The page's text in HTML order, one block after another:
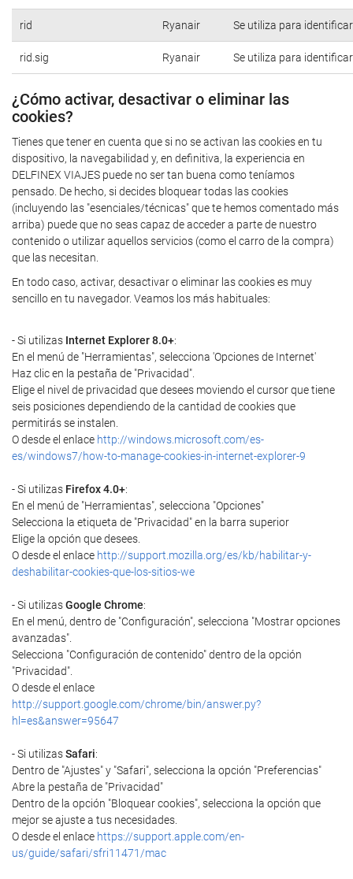
rid Ryanair Se utiliza para
rid.sig Ryanair Se utiliza para
¿Cómo activar, desactivar o eliminar las
cookies?
Tienes que tener en cuenta que si no se activan las cookies en tu
dispositivo, la navegabilidad y, en definitiva, la experiencia en
DELFINEX VIAJES puede no ser tan buena como teníamos
pensado. De hecho, si decides bloquear todas las cookies
(incluyendo las "esenciales/técnicas" que te hemos comentado más
arriba) puede que no seas capaz de acceder a parte de nuestro
contenido o utilizar aquellos servicios (como el carro de la compra)
que las necesitan.
En todo caso, activar, desactivar o eliminar las cookies es muy
sencillo en tu navegador. Veamos los más habituales:
- Si utilizas Internet Explorer 8.0+:
En el menú de "Herramientas", selecciona 'Opciones de Internet'
Haz clic en la pestaña de "Privacidad".
Elige el nivel de privacidad que desees moviendo el cursor que tiene
seis posiciones dependiendo de la cantidad de cookies que
permitirás se instalen.
O desde el enlace http://windows.microsoft.com/es-
es/windows7/how-to-manage-cookies-in-internet-explorer-9
- Si utilizas Firefox 4.0+:
En el menú de "Herramientas", selecciona "Opciones"
Selecciona la etiqueta de "Privacidad" en la barra superior
Elige la opción que desees.
O desde el enlace http://support.mozilla.org/es/kb/habilitar-y-
deshabilitar-cookies-que-los-sitios-we
- Si utilizasGoogle Chrome:
En el menú, dentro de "Configuración", selecciona "Mostrar opciones
avanzadas".
Selecciona "Configuración de contenido" dentro de la opción
"Privacidad".
O desde el enlace
http://support.google.com/chrome/bin/answer.py?
hl=es&answer=95647
- Si utilizasSafari:
Dentro de "Ajustes" y "Safari", selecciona la opción "Preferencias"
Abre la pestaña de "Privacidad"
Dentro de la opción "Bloquear cookies", selecciona la opción que
mejor se ajuste a tus necesidades.
O desde el enlace https://support.apple.com/en-
us/guide/safari/sfri11471/mac